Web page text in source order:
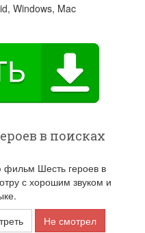
Windows, Mac
в поисках
Шесть героев в
с хорошим звуком и
Не смотрел